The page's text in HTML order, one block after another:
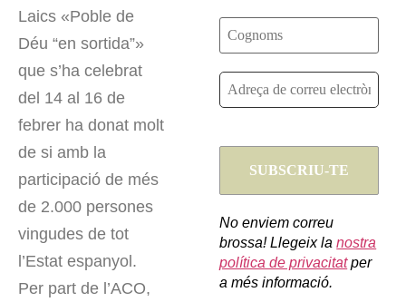
Laics «Poble de
Déu “en sortida”»
que s’ha celebrat
del 14 al 16 de
febrer ha donat molt
de si amb la
participació de més
de 2.000 persones
vingudes de tot
l’Estat espanyol.
Per part de l’ACO,
No enviem correu
brossa! Llegeix lanostra
política de privacitatper
a més informació.